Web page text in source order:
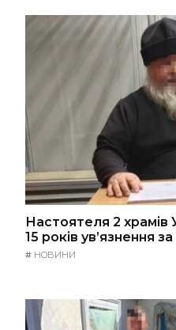
Настоятеля 2
15 років ув’язнення
# НОВИНИ